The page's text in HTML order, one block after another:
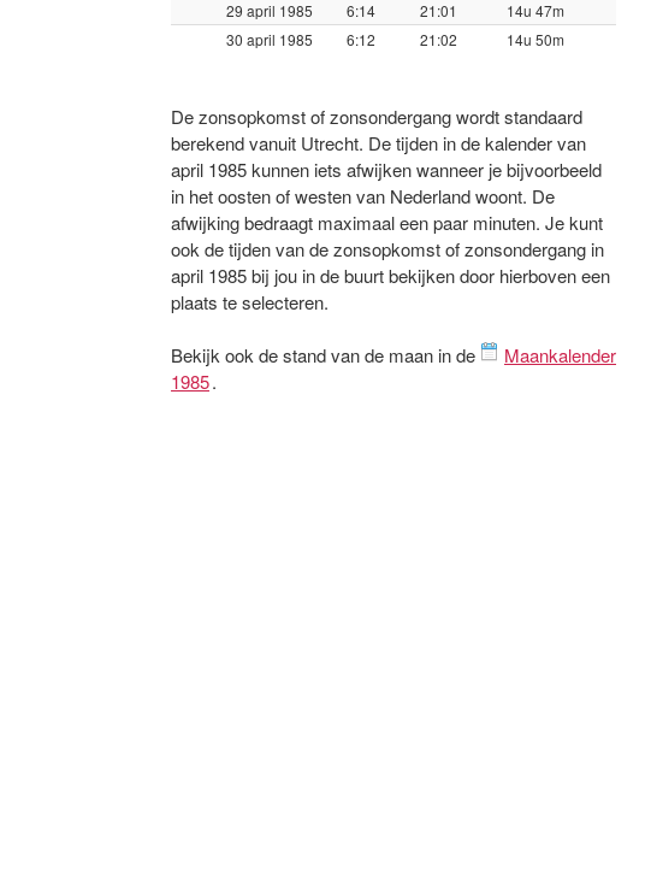
29 april 1985
6:14 21:01
14u 47m
30 april 1985
6:12 21:02 14u 50m
De zonsopkomst of zonsondergang wordt standaard
berekend vanuit Utrecht. De tijden in de kalender van
april 1985 kunnen iets afwijken wanneer je bijvoorbeeld
in het oosten of westen van Nederland woont. De
afwijking bedraagt maximaal een paar minuten. Je kunt
ook de tijden van de zonsopkomst of zonsondergang in
april 1985 bij jou in de buurt bekijken door hierboven een
plaats te selecteren.
Bekijk ook de stand van de maan in de
Maankalender
1985.